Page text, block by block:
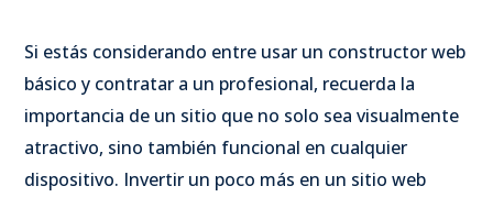
Si estás considerando entre usar un constructor web
básico y contratar a un profesional, recuerda la
importancia de un sitio que no solo sea visualmente
atractivo, sino también funcional en cualquier
dispositivo. Invertir un poco más en un sitio web